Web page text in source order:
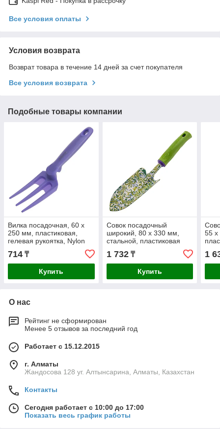
Все условия оплаты
Условия возврата
Возврат товара в течение 14 дней за счет покупателя
Все условия возврата
Подобные товары компании
Вилка посадочная, 60 х
250 мм, пластиковая,
гелевая рукоятка, Nylon
Soft, Palisad
714 ₸
Купить
Совок посадочный
широкий, 80 х 330 мм,
стальной, пластиковая
рукоятка, Flower Green,
Palisad
1 732₸
Купить
55 х
1
О нас
Рейтинг не сформирован
Менее 5 отзывов за последний год
Работает с 15.12.2015
г. Алматы
Жандосова 128 уг. Алтынсарина, Алматы, Казахстан
Контакты
Сегодня работает с 10:00 до 17:00
Показать весь график работы